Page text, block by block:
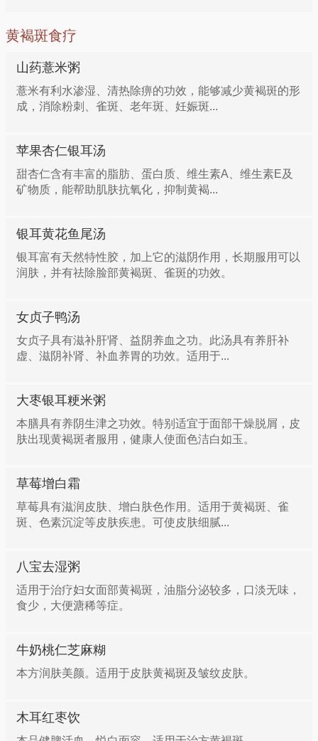
黄褐斑食疗
山药薏米粥
薏米有利水渗湿、清热除痹的功效，能够减少黄褐斑的形
成，消除粉刺、雀斑、老年斑、妊娠斑...
苹果杏仁银耳汤
甜杏仁含有丰富的脂肪、蛋白质、维生素A、维生素E及
矿物质，能帮助肌肤抗氧化，抑制黄褐...
银耳黄花鱼尾汤
银耳富有天然特性胶，加上它的滋阴作用，长期服用可以
润肤，并有祛除脸部黄褐斑、雀斑的功效。
女贞子鸭汤
女贞子具有滋补肝肾、益阴养血之功。此汤具有养肝补
虚、滋阴补肾、补血养胃的功效。适用于...
大枣银耳粳米粥
本膳具有养阴生津之功效。特别适宜于面部干燥脱屑，皮
肤出现黄褐斑者服用，健康人使面色洁白如玉。
草莓增白霜
草莓具有滋润皮肤、增白肤色作用。适用于黄褐斑、雀
斑、色素沉淀等皮肤疾患。可使皮肤细腻...
八宝去湿粥
适用于治疗妇女面部黄褐斑，油脂分泌较多，口淡无味，
食少，大便溏稀等症。
牛奶桃仁芝麻糊
本方润肤美颜。适用于皮肤黄褐斑及皱纹皮肤。
木耳红枣饮